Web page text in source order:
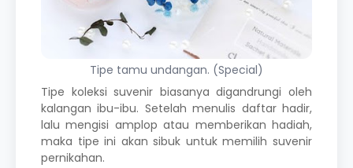
Tipe tamu undangan. (Special)
Tipe koleksi suvenir biasanya digandrungi oleh
kalangan ibu-ibu. Setelah menulis daftar hadir,
lalu mengisi amplop atau memberikan hadiah,
maka tipe ini akan sibuk untuk memilih suvenir
pernikahan.